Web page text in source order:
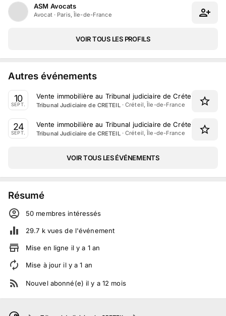
ASM Avocats
Avocat· Paris, Île-de-France
VOIR TOUS LES PROFILS
Autres événements
10
SEPT.
Vente immobilière au Tribunal judiciaire de Créteil le 10
Tribunal Judiciaire de CRETEIL ·Créteil, Île-de-France
24
SEPT.
Vente immobilière au Tribunal judiciaire de Créteil le 24
Tribunal Judiciaire de CRETEIL ·Créteil, Île-de-France
VOIR TOUS LES ÉVÉNEMENTS
Résumé
50 membres intéressés
29.7 kvues de l'événement
Mise en ligne il y a 1 an
Mise à jour il y a1 an
Nouvel abonné(e) il y a 12 mois